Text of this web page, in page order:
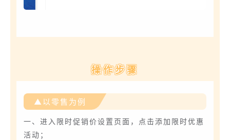
操作步骤
▲以零售为例
一、进入限时促销价设置页面，点击添加限时优惠
活动；